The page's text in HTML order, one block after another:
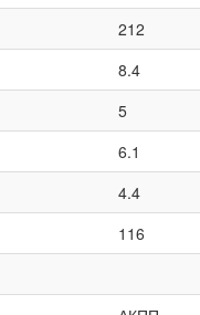
212
8.4
5
6.1
4.4
116